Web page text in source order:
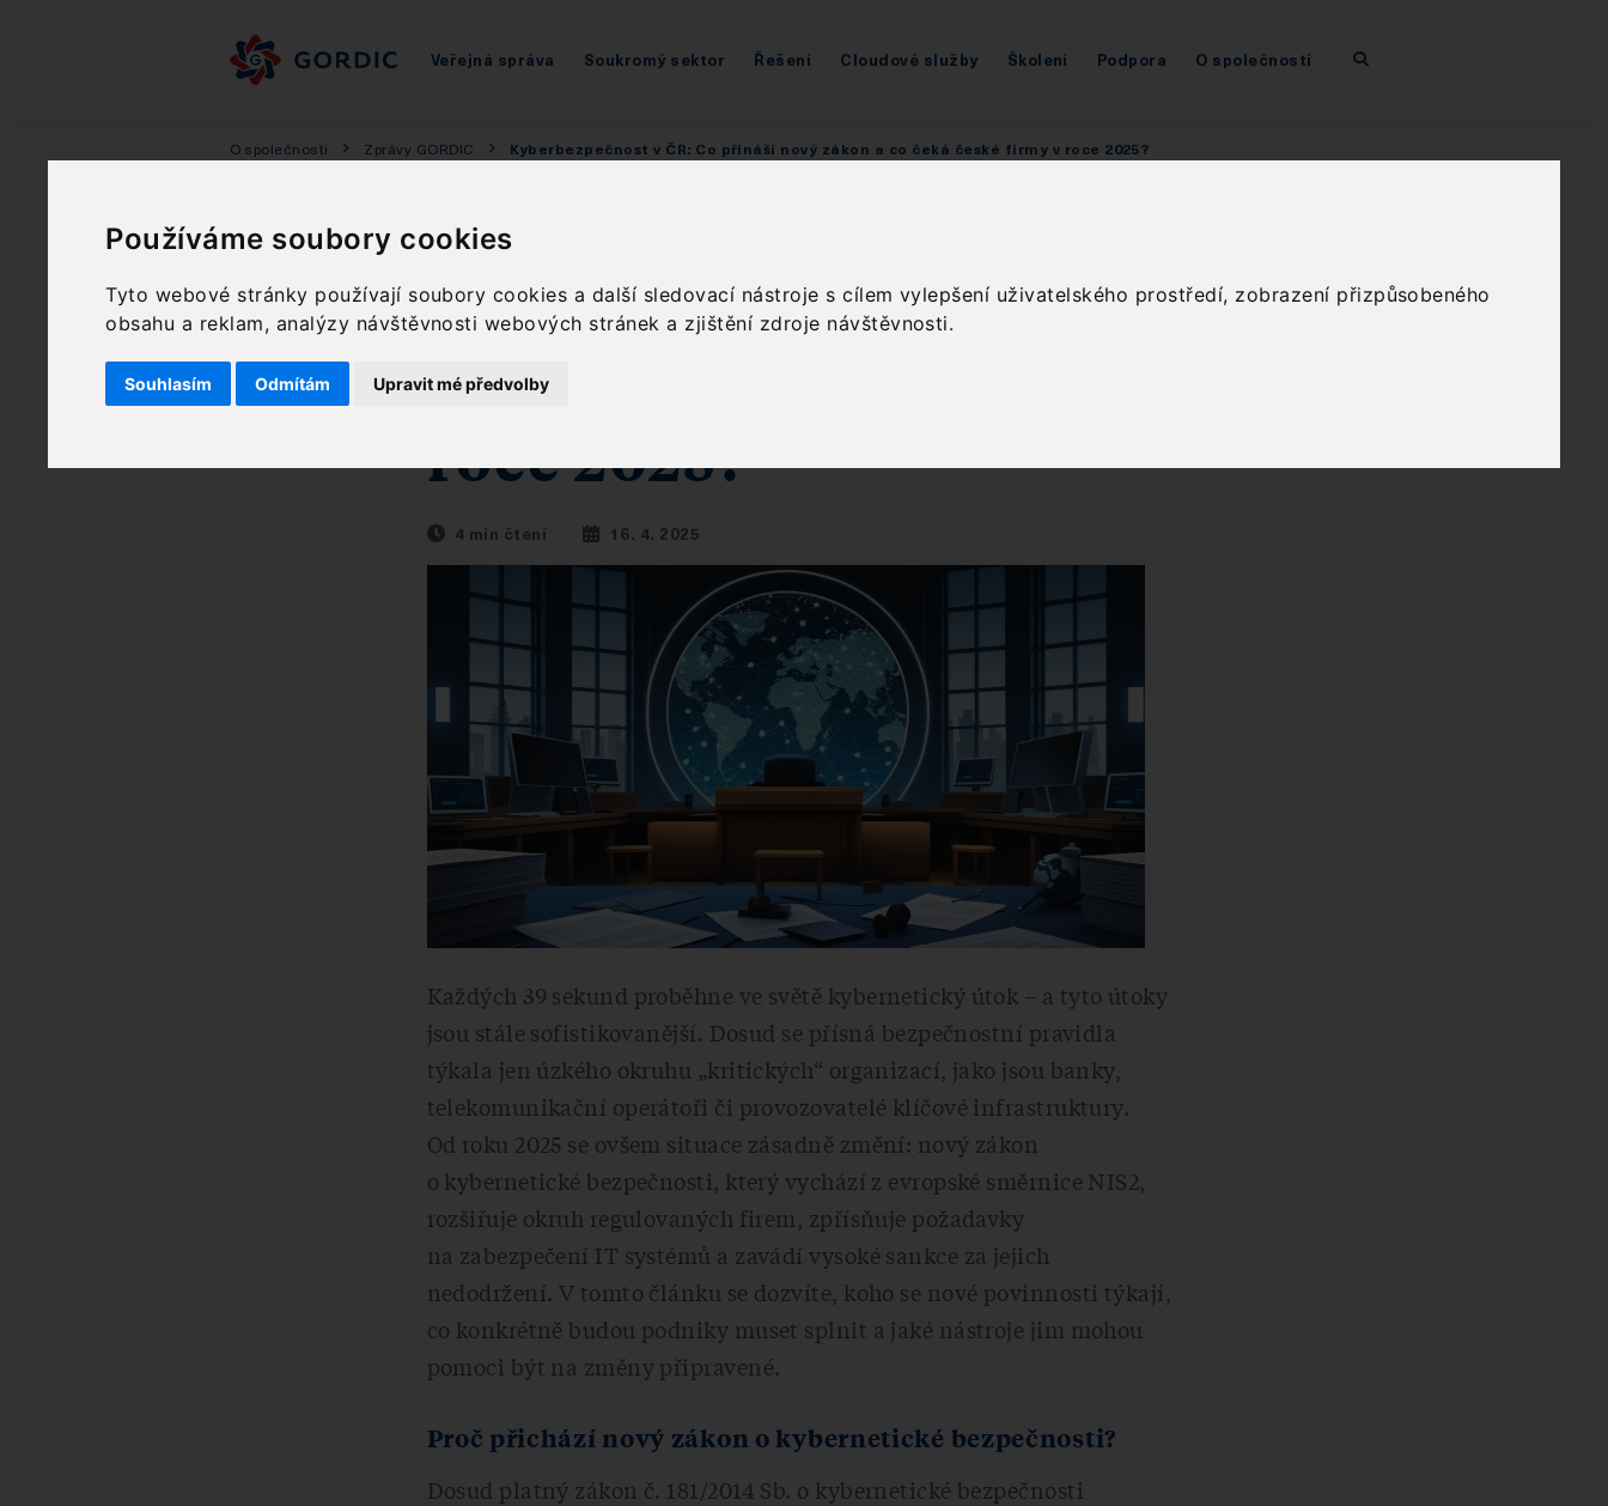
Používáme soubory cookies
Tyto webové stránky používají soubory cookies a další sledovací nástroje s cílem vylepšení uživatelského prostředí, zobrazení přizpůsobeného
obsahu a reklam, analýzy návštěvnosti webových stránek a zjištění zdroje návštěvnosti.
Souhlasím Odmítám Upravit mé předvolby
Veřejná správa Soukromý sektor Řešení Cloudové služby Školení Podpora O společnosti
O společnosti Zprávy GORDIC Kyberbezpečnost v ČR: Co přináší nový zákon a co čeká české firmy v roce 2025?
Kyberbezpečnost v ČR:
Co přináší nový zákon a
co čeká české firmy v
roce 2025?
4 min čtení 16. 4. 2025
Každých 39 sekund proběhne ve světě kybernetický útok – a tyto útoky
jsou stále sofistikovanější. Dosud se přísná bezpečnostní pravidla
týkala jen úzkého okruhu „kritických“ organizací, jako jsou banky,
telekomunikační operátoři či provozovatelé klíčové infrastruktury.
Od roku 2025 se ovšem situace zásadně změní: nový zákon
o kybernetické bezpečnosti, který vychází z evropské směrnice NIS2,
rozšiřuje okruh regulovaných firem, zpřísňuje požadavky
na zabezpečení IT systémů a zavádí vysoké sankce za jejich
nedodržení. V tomto článku se dozvíte, koho se nové povinnosti týkají,
co konkrétně budou podniky muset splnit a jaké nástroje jim mohou
pomoci být na změny připravené.
Proč přichází nový zákon o kybernetické bezpečnosti?
Dosud platný zákon č. 181/2014 Sb. o kybernetické bezpečnosti